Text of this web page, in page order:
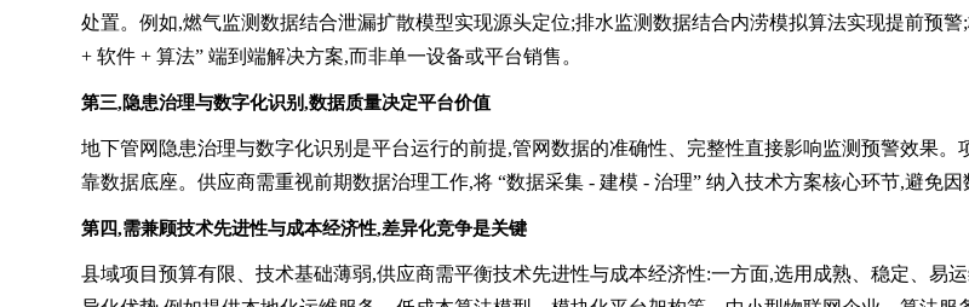
处置。例如,燃气监测数据结合泄漏扩散模型实现源头定位;排水监测数据结合内涝模拟算法实现提前预
+ 软件 + 算法” 端到端解决方案,而非单一设备或平台销售。
第三,隐患治理与数字化识别,数据质量决定平台价值
地下管网隐患治理与数字化识别是平台运行的前提,管网数据的准确性、完整性直接影响监测预警效果
靠数据底座。供应商需重视前期数据治理工作,将 “数据采集 - 建模 - 治理” 纳入技术方案核心环节,避免因
第四,需兼顾技术先进性与成本经济性,差异化竞争是关键
县域项目预算有限、技术基础薄弱,供应商需平衡技术先进性与成本经济性:一方面,选用成熟、稳定、易